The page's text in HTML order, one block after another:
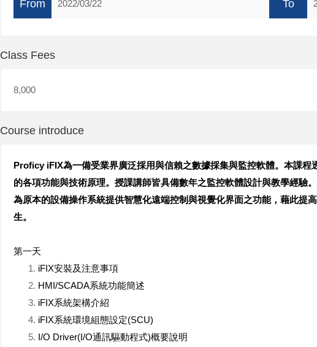
From 2022/03/22 To
Class Fees
8,000
Course introduce
Proficy iFIX為一備受業界廣泛採用與信賴之數據採集與監控軟體。本課
的各項功能與技術原理。授課講師皆具備數年之監控軟體設計與教學經驗
為原本的設備操作系統提供智慧化遠端控制與視覺化界面之功能，藉此提
生。
第一天
iFIX安裝及注意事項
HMI/SCADA系統功能簡述
iFIX系統架構介紹
iFIX系統環境組態設定(SCU)
I/O Driver(I/O通訊驅動程式)概要說明